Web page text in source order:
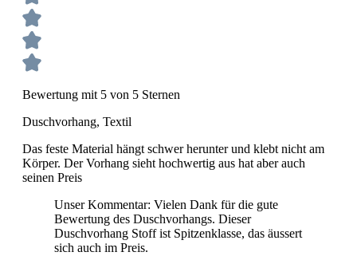
Bewertung mit 5 von 5 Sternen
Duschvorhang, Textil
Das feste Material hängt schwer herunter und klebt nicht am
Körper. Der Vorhang sieht hochwertig aus hat aber auch
seinen Preis
Unser Kommentar: Vielen Dank für die gute
Bewertung des Duschvorhangs. Dieser
Duschvorhang Stoff ist Spitzenklasse, das äussert
sich auch im Preis.